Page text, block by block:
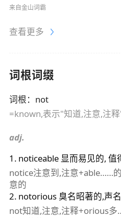
来自金山词霸
查看更多
词根词缀
词根： not
=known,表示"知道,注意,注
adj.
1 . noticeable 显而易见的, 值
notice注意到,注意+able……
意的
2. notorious 臭名昭著的,声
not知道,注意,注释+orious